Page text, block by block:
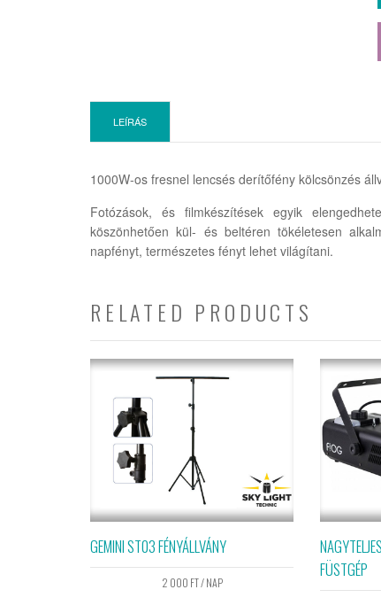
LEÍRÁS
1000W-os fresnel lencsés derítőfény kölcsönzés
Fotózások, és filmkészítések egyik
köszönhetően kül- és beltéren tökéletesen
napfényt, természetes fényt lehet világítani.
RELATED PRODUCTS
GEMINI ST03 FÉNYÁLLVÁNY
2 000 FT/ NAP
FÜSTGÉP